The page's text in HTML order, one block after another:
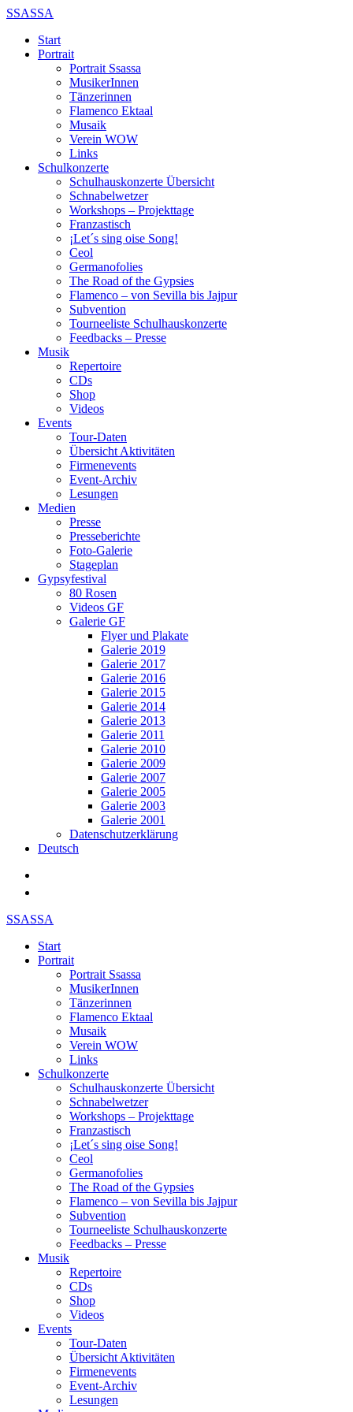
SSASSA
Start
Portrait
Portrait Ssassa
MusikerInnen
Tänzerinnen
Flamenco Ektaal
Musaik
Verein WOW
Links
Schulkonzerte
Schulhauskonzerte Übersicht
Schnabelwetzer
Workshops – Projekttage
Franzastisch
¡Let´s sing oise Song!
Ceol
Germanofolies
The Road of the Gypsies
Flamenco – von Sevilla bis Jajpur
Subvention
Tourneeliste Schulhauskonzerte
Feedbacks – Presse
Musik
Repertoire
CDs
Shop
Videos
Events
Tour-Daten
Übersicht Aktivitäten
Firmenevents
Event-Archiv
Lesungen
Medien
Presse
Presseberichte
Foto-Galerie
Stageplan
Gypsyfestival
80 Rosen
Videos GF
Galerie GF
Flyer und Plakate
Galerie 2019
Galerie 2017
Galerie 2016
Galerie 2015
Galerie 2014
Galerie 2013
Galerie 2011
Galerie 2010
Galerie 2009
Galerie 2007
Galerie 2005
Galerie 2003
Galerie 2001
Datenschutzerklärung
Deutsch
SSASSA
Start
Portrait
Portrait Ssassa
MusikerInnen
Tänzerinnen
Flamenco Ektaal
Musaik
Verein WOW
Links
Schulkonzerte
Schulhauskonzerte Übersicht
Schnabelwetzer
Workshops – Projekttage
Franzastisch
¡Let´s sing oise Song!
Ceol
Germanofolies
The Road of the Gypsies
Flamenco – von Sevilla bis Jajpur
Subvention
Tourneeliste Schulhauskonzerte
Feedbacks – Presse
Musik
Repertoire
CDs
Shop
Videos
Events
Tour-Daten
Übersicht Aktivitäten
Firmenevents
Event-Archiv
Lesungen